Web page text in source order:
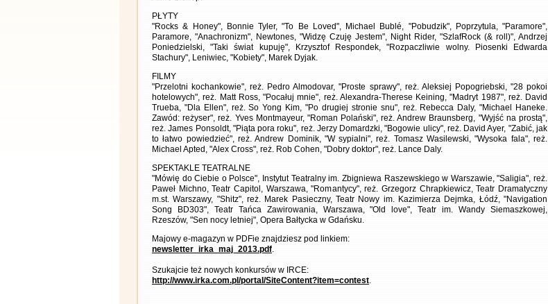
PŁYTY
"Rocks & Honey", Bonnie Tyler, "To Be Loved", Michael Bublé, "Pobudzik", Poprzytula, "Paramore",
Paramore, "Anachronizm", Newtones, "Widzę Czuję Jestem", Night Rider, "SzlafRock (& roll)", Andrzej
Poniedzielski, "Taki świat kupuję", Krzysztof Respondek, "Rozpaczliwie wolny. Piosenki Edwarda
Stachury", Leniwiec, "Kobiety", Marek Dyjak.
FILMY
"Przelotni kochankowie", reż. Pedro Almodovar, "Proste sprawy", reż. Aleksiej Popogriebski, "28 pokoi
hotelowych", reż. Matt Ross, "Pocałuj mnie", reż. Alexandra-Therese Keining, "Madryt 1987", reż. David
Trueba, "Dla Ellen", reż. So Yong Kim, "Po drugiej stronie snu", reż. Rebecca Daly, "Michael Haneke.
Zawód: reżyser", reż. Yves Montmayeur, "Roman Polański", reż. Andrew Braunsberg, "Wyjść na prostą",
reż. James Ponsoldt, "Piąta pora roku", reż. Jerzy Domardzki, "Bogowie ulicy", reż. David Ayer, "Zabić, jak
to łatwo powiedzieć", reż. Andrew Dominik, "W sypialni", reż. Tomasz Wasilewski, "Wysoka fala", reż.
Michael Apted, "Alex Cross", reż. Rob Cohen, "Dobry doktor", reż. Lance Daly.
SPEKTAKLE TEATRALNE
"Mówię do Ciebie o Polsce", Instytut Teatralny im. Zbigniewa Raszewskiego w Warszawie, "Saligia", reż.
Paweł Michno, Teatr Capitol, Warszawa, "Romantycy", reż. Grzegorz Chrapkiewicz, Teatr Dramatyczny
m.st. Warszawy, "Shitz", reż. Marek Pasieczny, Teatr Nowy im. Kazimierza Dejmka, Łódź, "Navigation
Song BD303", Teatr Tańca Zawirowania, Warszawa, "Old love", Teatr im. Wandy Siemaszkowej,
Rzeszów, "Sen nocy letniej", Opera Bałtycka w Gdańsku.
Majowy e-magazyn w PDFie znajdziesz pod linkiem:
newsletter_irka_maj_2013.pdf.
Szukajcie też nowych konkursów w IRCE:
http://www.irka.com.pl/portal/SiteContent?item=contest.